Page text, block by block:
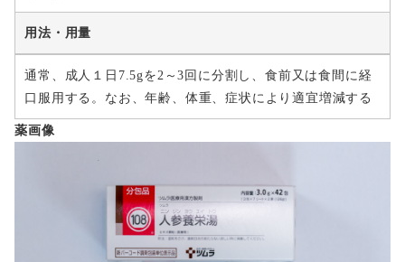
用法・用量
通常、成人１日7.5gを2～3回に分割し、食前又は食間に経
口服用する。なお、年齢、体重、症状により適宜増減する
薬画像